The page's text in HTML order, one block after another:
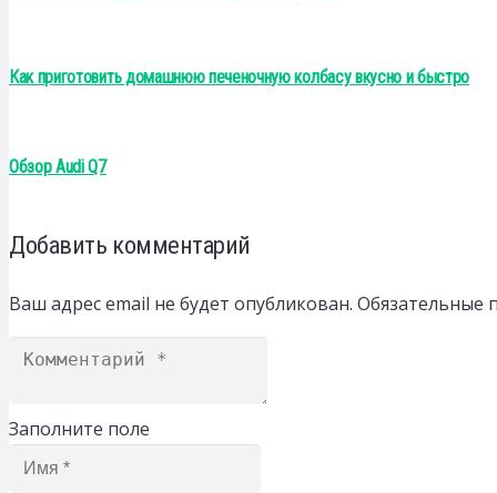
Как приготовить домашнюю печеночную колбасу вкусно и быстро
Обзор Audi Q7
Добавить комментарий
Ваш адрес email не будет опубликован. Обязательные
Заполните поле